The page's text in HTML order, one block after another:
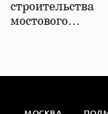
строительства
мостового…